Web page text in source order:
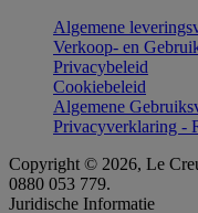
Algemene
Verkoop- en
Privacybeleid
Cookiebeleid
Algemene
Privacyverklaring -
Copyright © 2026, Le
0880 053 779.
Juridische Informatie